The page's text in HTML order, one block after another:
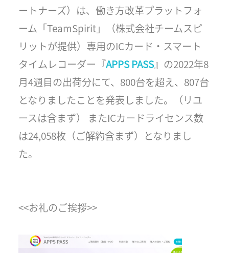
ートナーズ）は、働き方改革プラットフォ
ーム「TeamSpirit」（株式会社チームスピ
リットが提供）専用のICカード・スマート
タイムレコーダー『APPS PASS』の2022年8
月4週目の出荷分にて、800台を超え、807台
となりましたことを発表しました。（リユ
ースは含まず） またICカードライセンス数
は24,058枚（ご解約含まず）となりまし
た。
<<お礼のご挨拶>>